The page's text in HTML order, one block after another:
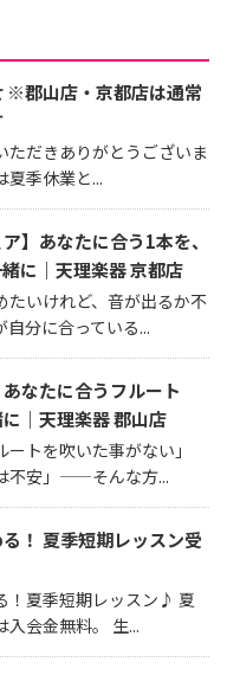
※郡山店・京都店は通常
ただきありがとうございま
夏季休業と...
】あなたに合う1本を、
に｜天理楽器 京都店
たいけれど、音が出るか不
分に合っている...
あなたに合うフルート
｜天理楽器 郡山店
ートを吹いた事がない」
不安」——そんな方...
！ 夏季短期レッスン受
！夏季短期レッスン♪ 夏
入会金無料。 生...